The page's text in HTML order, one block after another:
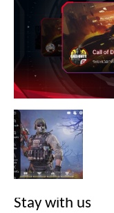
Stay with us